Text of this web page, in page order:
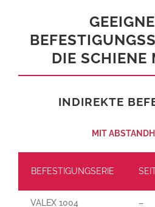
DIE SCHIENE
INDIREKTE
MIT
BEFESTIGUNGSERIE
VALEX 1004 –